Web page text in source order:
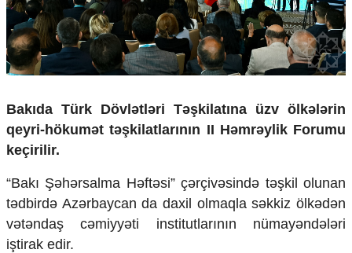
Siyasi
Geosiyasi
İqtisadi
Sosioloji
Araşdırma
Multimedia
Foto
İnfoqrafika
Podcast
Humanitar
Bakıda Türk Dövlətləri Təşkilatına üzv ölkələrin
qeyri-hökumət təşkilatlarının II Həmrəylik Forumu
keçirilir.
“Bakı Şəhərsalma Həftəsi” çərçivəsində təşkil olunan
tədbirdə Azərbaycan da daxil olmaqla səkkiz ölkədən
vətəndaş cəmiyyəti institutlarının nümayəndələri
iştirak edir.